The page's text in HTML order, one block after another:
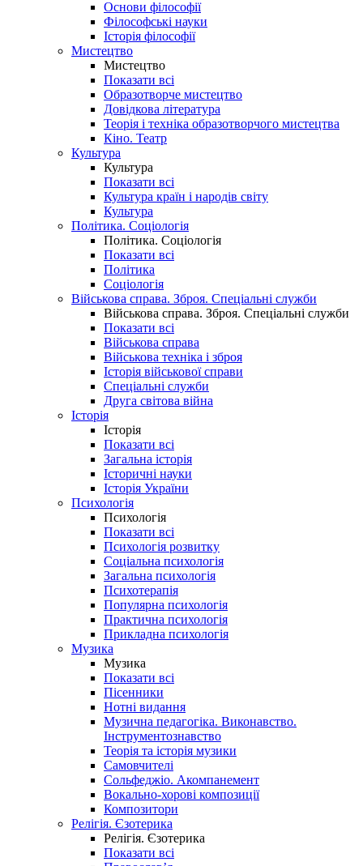
Основи філософії
Філософські науки
Історія філософії
Мистецтво
Мистецтво
Показати всі
Образотворче мистецтво
Довідкова література
Теорія і техніка образотворчого мистецтва
Кіно. Театр
Культура
Культура
Показати всі
Культура країн і народів світу
Культура
Політика. Соціологія
Політика. Соціологія
Показати всі
Політика
Соціологія
Військова справа. Зброя. Спеціальні служби
Військова справа. Зброя. Спеціальні служби
Показати всі
Військова справа
Військова техніка і зброя
Історія військової справи
Спеціальні служби
Друга світова війна
Історія
Історія
Показати всі
Загальна історія
Історичні науки
Історія України
Психологія
Психологія
Показати всі
Психологія розвитку
Соціальна психологія
Загальна психологія
Психотерапія
Популярна психологія
Практична психологія
Прикладна психологія
Музика
Музика
Показати всі
Пісенники
Нотні видання
Музична педагогіка. Виконавство.
Інструментознавство
Теорія та історія музики
Самовчителі
Сольфеджіо. Акомпанемент
Вокально-хорові композиції
Композитори
Релігія. Єзотерика
Релігія. Єзотерика
Показати всі